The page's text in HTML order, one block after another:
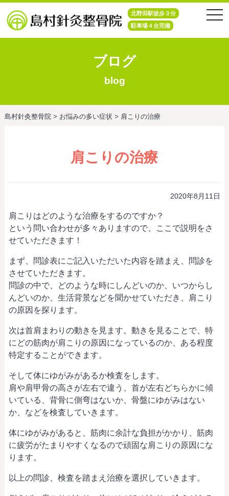
北野田駅徒歩３分
駐車場４台完備
ブログ
blog
島村針灸整骨院> お悩みの多い症状 > 肩こりの治療
肩こりの治療
2020年8月11日
肩こりはどのような治療をするのですか？
という問い合わせが多々ありますので、ここで説明をさ
せていただきます！
まず、問診表にご記入いただいた内容を踏まえ、問診を
させていただきます。
問診の中で、どのような時にしんどいのか、いつからし
んどいのか、生活背景などを聞かせていただき、肩こり
の原因を探ります。
次は首肩まわりの動きを見ます。動きを見ることで、特
にどの筋肉が肩こりの原因になっているのか、ある程度
特定することができます。
そして体にゆがみがあるか検査をします。
肩や肩甲骨の高さが左右で違う、首が左右どちらかに傾
いている、背骨に側弯はないか、骨盤にゆがみはない
か、などを検査していきます。
体にゆがみがあると、筋肉に余計な負担がかかり、筋肉
に疲労がたまりやすくなるので頑固な肩こりの原因にな
ります。
以上の問診、検査を踏まえ治療を選択していきます。